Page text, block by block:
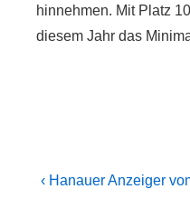
hinnehmen. Mit Platz
diesem Jahr das
‹ Hanauer Anzeiger